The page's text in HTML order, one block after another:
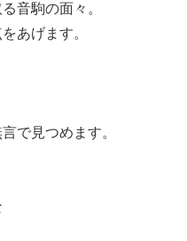
音駒の面々。
あげます。
で見つめます。